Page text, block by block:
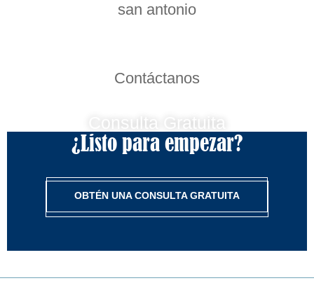
san antonio
Contáctanos
Consulta Gratuita
¿Listo para empezar?
OBTÉN UNA CONSULTA GRATUITA